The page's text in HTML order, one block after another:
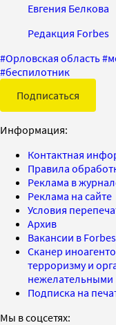
Евгения Белкова
Редакция Forbes
#Орловская область#
#беспилотник
Подписаться
Информация:
Контактная
Правила
Реклама в
Реклама на сайте
Условия
Архив
Вакансии в
Сканер
терроризму и
нежелательными
Подписка на
Мы в соцсетях: